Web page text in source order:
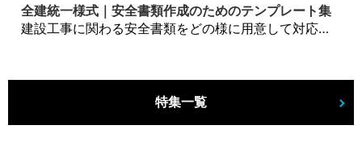
全建統一様式｜安全書類作成のためのテンプレート集
建設工事に関わる安全書類をどの様に用意して対応するか？関連書式テンプレートから書き方の注意点などの役立つコラムをbizoceanがお届けします。
特集一覧